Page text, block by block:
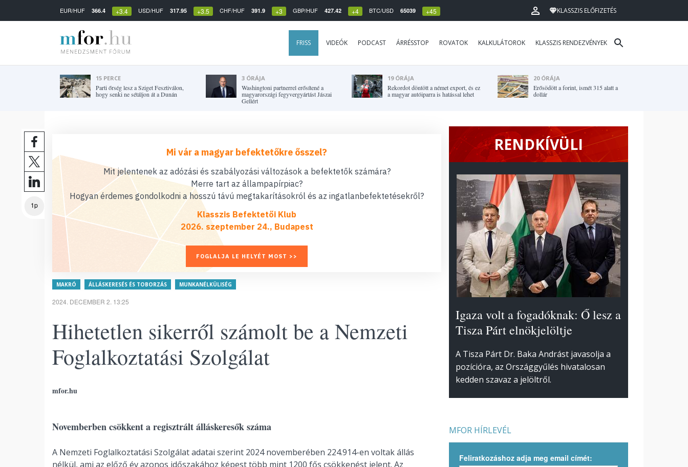
EUR/HUF 366.4 +3.4 USD/HUF 317.95 +3.5 CHF/HUF 391.9 +3 GBP/HUF 427.42 +4 BTC/USD 65039 +45 KLASSZIS ELŐFIZETÉS
FRISS VIDEÓK PODCAST ÁRRÉSSTOP ROVATOK KALKULÁTOROK KLASSZIS RENDEZVÉNYEK
15 PERCE
Parti őrség lesz a Sziget Fesztiválon,
hogy senki ne sétáljon át a Dunán
3 ÓRÁJA
Washingtoni partnerrel erősítené a
magyarországi fegyvergyártást Jászai
Gellért
19 ÓRÁJA
Rekordot döntött a német export, és ez
a magyar autóiparra is hatással lehet
20 ÓRÁJA
Erősödött a forint, ismét 315 alatt a
dollár
1p
Mi vár a magyar befektetőkre ősszel?
Mit jelentenek az adózási és szabályozási változások a befektetők számára?
Merre tart az állampapírpiac?
Hogyan érdemes gondolkodni a hosszú távú megtakarításokról és az ingatlanbefektetésekről?
Klasszis Befektetői Klub
2026. szeptember 24., Budapest
FOGLALJA LE HELYÉT MOST >>
MAKRÓ ÁLLÁSKERESÉS ÉS TOBORZÁS MUNKANÉLKÜLISÉG
2024. DECEMBER 2. 13:25
Hihetetlen sikerről számolt be a Nemzeti
Foglalkoztatási Szolgálat
mfor.hu
Novemberben csökkent a regisztrált álláskeresők száma
A Nemzeti Foglalkoztatási Szolgálat adatai szerint 2024 novemberében 224.914-en voltak állás
nélkül, ami az előző év azonos időszakához képest több mint 1200 fős csökkenést jelent. Az
RENDKÍVÜLI
Igaza volt a fogadóknak: Ő lesz a
Tisza Párt elnökjelöltje
A Tisza Párt Dr. Baka Andrást javasolja a
pozícióra, az Országgyűlés hivatalosan
kedden szavaz a jelöltről.
MFOR HÍRLEVÉL
Feliratkozáshoz adja meg email címét: